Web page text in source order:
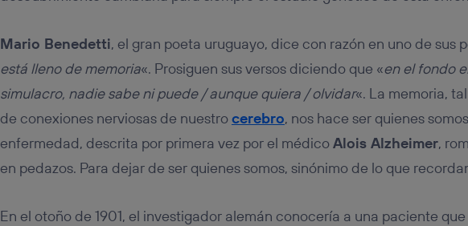
Mario Benedetti, el gran poeta uruguayo, dice con razón en uno de sus
está lleno de memoria«. Prosiguen sus versos diciendo que «en el fondo
simulacro, nadie sabe ni puede / aunque quiera / olvidar«. La memoria,
de conexiones nerviosas de nuestrocerebro, nos hace ser quienes
enfermedad, descrita por primera vez por el médicoAlois Alzheimer,
en pedazos. Para dejar de ser quienes somos, sinónimo de lo que
En el otoño de 1901, el investigador alemán conocería a una paciente
Si utilizas una
conexión de banda ancha
(p. ej., Wi-Fi), el marketing o
realizará en función de las actividades de navegación de los
hayan dado su consentimiento.
datos móviles
, el marketing será más personalizado, ya que
únicamente en la navegación del usuario del móvil.
Puedes gestionar los consentimientos Utiq seleccionando “Administrar
inferior de esta página web o visitando el
portal de privacidad de Utiq
Para más información, consulta la política de privacidad de Utiq.